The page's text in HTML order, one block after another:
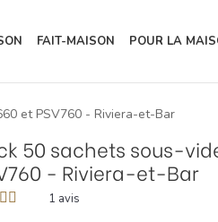
FAIT-MAISON POUR LA
et PSV760 - Riviera-et-Bar
50 sachets sous-
- Riviera-et-Bar
1 avis